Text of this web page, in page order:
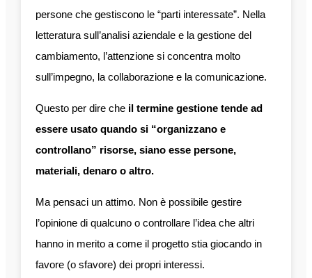
persone che gestiscono le “parti interessate”. Nella
letteratura sull’analisi aziendale e la gestione del
cambiamento, l’attenzione si concentra molto
sull’impegno, la collaborazione e la comunicazione.
Questo per dire che il termine gestione tende ad
essere usato quando si “organizzano e
controllano” risorse, siano esse persone,
materiali, denaro o altro.
Ma pensaci un attimo. Non è possibile gestire
l’opinione di qualcuno o controllare l’idea che altri
hanno in merito a come il progetto stia giocando in
favore (o sfavore) dei propri interessi.